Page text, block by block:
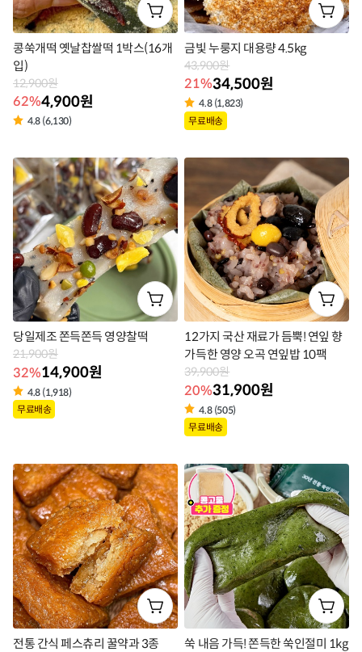
콩쑥개떡 옛날찹쌀떡 1박스(16개
입)
12,900원
62%4,900원
4.8 (6,130)
품
라
벨
금빛 누룽지 대용량 4.5kg
43,900원
21%34,500원
4.8 (1,823)
상
라
벨
무료배송
당일제조 쫀득쫀득 영양찰떡
21,900원
32%14,900원
4.8 (1,918)
상
라
벨
무료배송
12가지 국산 재료가 듬뿍! 연잎 향
가득한 영양 오곡 연잎밥 10팩
39,900원
20%31,900원
4.8 (505)
상
라
벨
무료배송
전통 간식 페스츄리 꿀약과 3종
쑥 내음 가득! 쫀득한 쑥인절미 1kg